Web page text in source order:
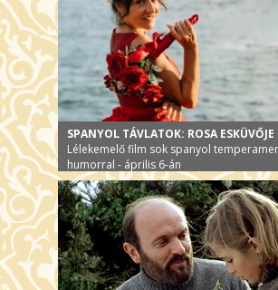
SPANYOL TÁVLATOK: ROSA ESKÜVŐJE
Lélekemelő film sok spanyol
humorral - április 6-án